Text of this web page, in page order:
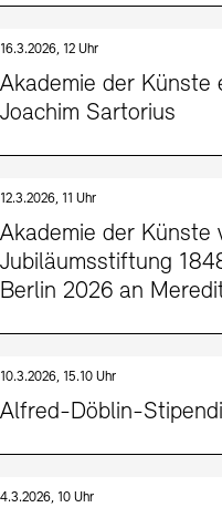
16.3.2026, 12 Uhr
Akademie der Künste
Joachim Sartorius
12.3.2026, 11 Uhr
Akademie der Künste
Jubiläumsstiftung
Berlin 2026 an
10.3.2026, 15.10 Uhr
Alfred-Döblin-
4.3.2026, 10 Uhr